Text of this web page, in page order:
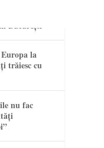
București
la
trăiesc cu
nu fac